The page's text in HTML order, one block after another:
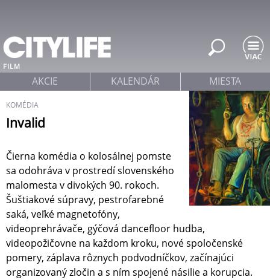
FILM
KOMÉDIA
Invalid
Čierna komédia o kolosálnej pomste
sa odohráva v prostredí slovenského
malomesta v divokých 90. rokoch.
Šuštiakové súpravy, pestrofarebné
saká, veľké magnetofóny,
videoprehrávače, gýčová dancefloor hudba,
videopožičovne na každom kroku, nové spoločenské
pomery, záplava rôznych podvodníčkov, začínajúci
organizovaný zločin a s ním spojené násilie a korupcia.
AKCIE KALENDÁR MIESTA